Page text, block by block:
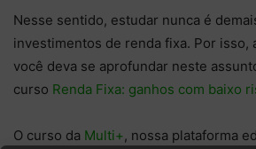
Nesse sentido, estudar nunca é
investimentos de renda fixa. Por isso,
você deva se aprofundar neste
curso Renda Fixa: ganhos com baixo
O curso da Multi+, nossa plataforma